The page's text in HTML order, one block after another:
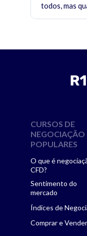
todos, mas
CURSOS DE
NEGOCIAÇÃO
POPULARES
O que é
CFD?
Sentimento do
mercado
Índices de
Comprar e Vender